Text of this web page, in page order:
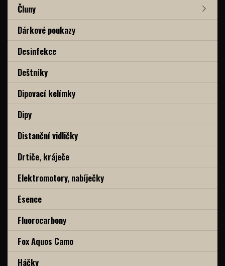
Čluny
Dárkové poukazy
Desinfekce
Deštníky
Dipovací kelímky
Dipy
Distanční vidličky
Drtiče, kráječe
Elektromotory, nabíječky
Esence
Fluorocarbony
Fox Aquos Camo
Háčky